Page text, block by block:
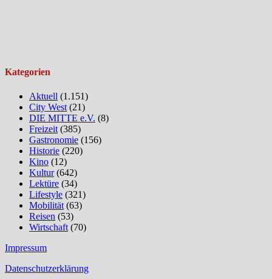
Kategorien
Aktuell (1.151)
City West (21)
DIE MITTE e.V. (8)
Freizeit (385)
Gastronomie (156)
Historie (220)
Kino (12)
Kultur(642)
Lektüre (34)
Lifestyle (321)
Mobilität (63)
Reisen (53)
Wirtschaft (70)
Impressum
Datenschutzerklärung